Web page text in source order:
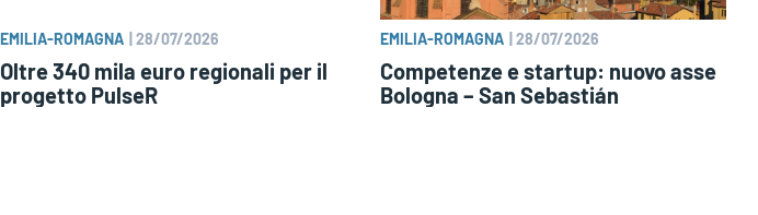
EMILIA-ROMAGNA 28/07/2026
Oltre 340 mila euro regionali per il
progetto PulseR
EMILIA-ROMAGNA 28/07/2026
Competenze e startup: nuovo asse
Bologna – San Sebastián